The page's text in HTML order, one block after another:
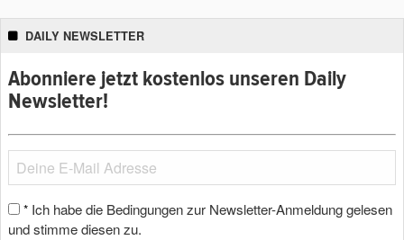
DAILY NEWSLETTER
Abonniere jetzt kostenlos unseren Daily
Newsletter!
* Ich habe die Bedingungen zur Newsletter-Anmeldung gelesen
und stimme diesen zu.